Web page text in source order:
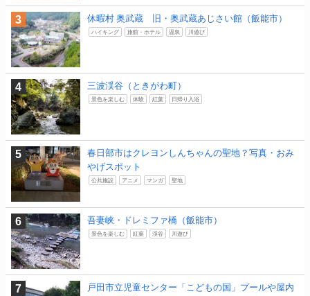
休暇村 奥武蔵 旧・奥武蔵あじさい館（飯能市）
ハイキング 旅館・ホテル 温泉 川遊び
三波渓谷（ときがわ町）
景色を楽しむ 体験 紅葉 日帰り入浴
春日部市はクレヨンしんちゃんの聖地？写真・おみ
やげスポット
公共施設 アニメ マンガ 聖地
吾妻峡・ドレミファ橋（飯能市）
景色を楽しむ 紅葉 渓谷 川遊び
戸田市立児童センター「こどもの国」プールや屋内